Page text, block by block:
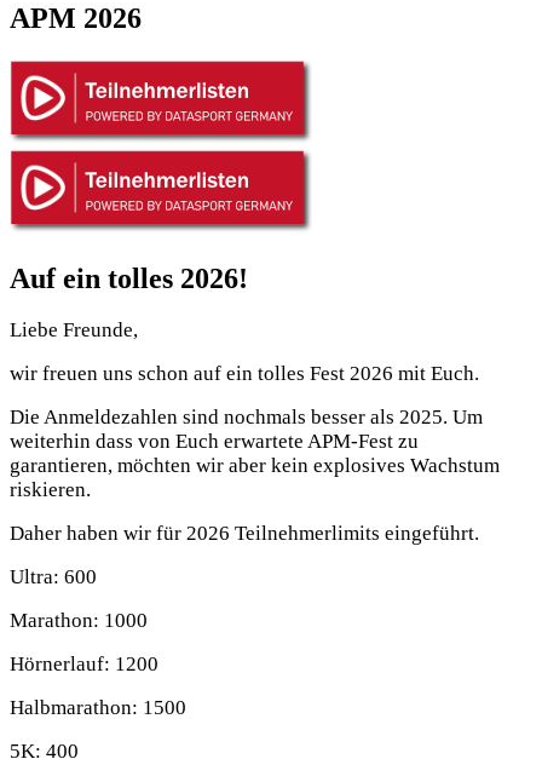
APM 2026
Auf ein tolles 2026!
Liebe Freunde,
wir freuen uns schon auf ein tolles Fest 2026 mit Euch.
Die Anmeldezahlen sind nochmals besser als 2025. Um
weiterhin dass von Euch erwartete APM-Fest zu
garantieren, möchten wir aber kein explosives Wachstum
riskieren.
Daher haben wir für 2026 Teilnehmerlimits eingeführt.
Ultra: 600
Marathon: 1000
Hörnerlauf: 1200
Halbmarathon: 1500
5K: 400